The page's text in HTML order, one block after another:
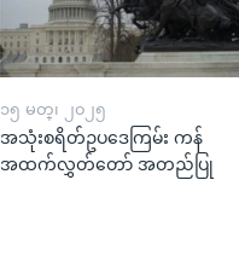
၁၅ မတ္၊ ၂၀၂၅
အသုံးစရိတ်ဥပဒေကြမ်း ကန်
အထက်လွှတ်တော် အတည်ပြု